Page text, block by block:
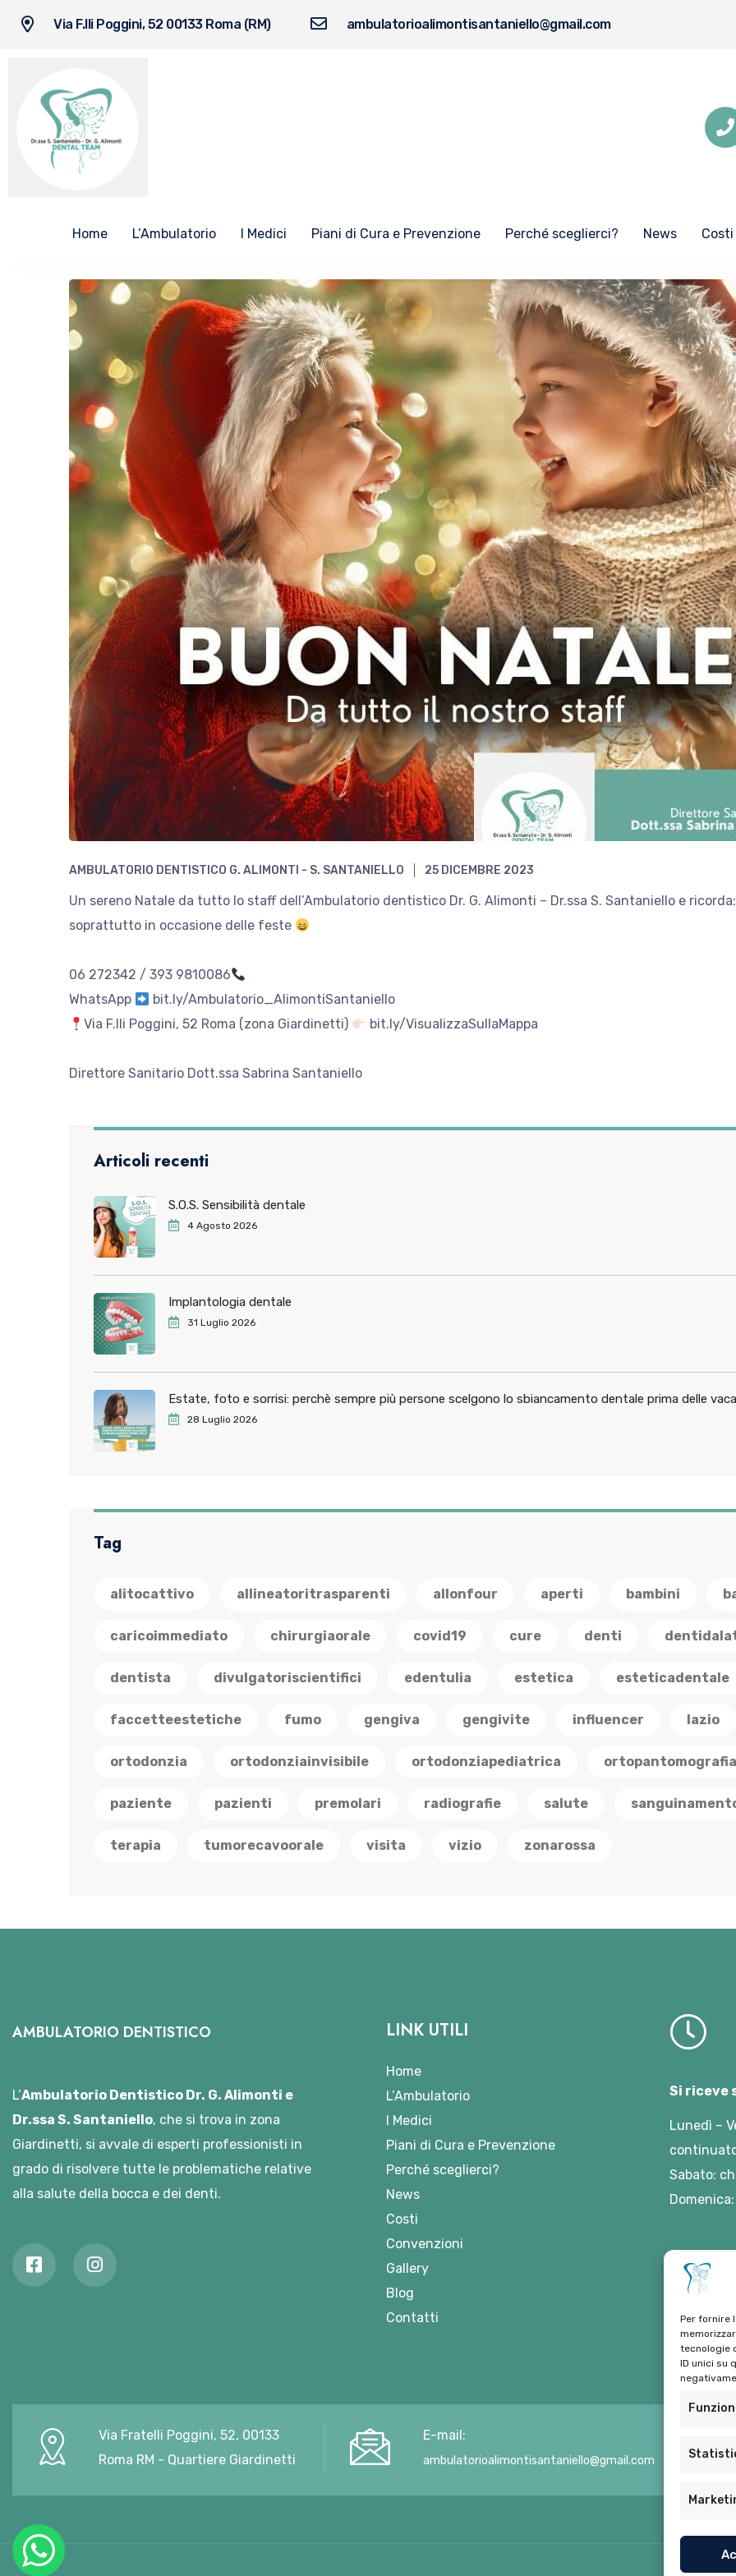
Per fornire
tecnologie
ID unici su
Via F.lli Poggini, 52 00133 Roma (RM) ambulatorioalimontisantaniello@gmail.com
Home L’Ambulatorio I Medici Piani di Cura e Prevenzione Perché sceglierci? News Costi
AMBULATORIO DENTISTICO G. ALIMONTI - S. SANTANIELLO 25 DICEMBRE 2023
Un sereno Natale da tutto lo staff dell’Ambulatorio dentistico Dr. G. Alimonti – Dr.ssa S. Santaniello e
soprattutto in occasione delle feste
06 272342 / 393 9810086
WhatsApp
bit.ly/Ambulatorio_AlimontiSantaniello
Via F.lli Poggini, 52 Roma (zona Giardinetti)
bit.ly/VisualizzaSullaMappa
Direttore Sanitario Dott.ssa Sabrina Santaniello
Articoli recenti
S.O.S. Sensibilità dentale
4 Agosto 2026
Implantologia dentale
31 Luglio 2026
Estate, foto e sorrisi: perchè sempre più persone scelgono lo sbiancamento dentale prima delle
28 Luglio 2026
Tag
alitocattivo allineatoritrasparenti allonfour aperti bambini
caricoimmediato chirurgiaorale covid19 cure denti
dentista divulgatoriscientifici edentulia estetica esteticadentale
faccetteestetiche fumo gengiva gengivite influencer lazio
ortodonzia ortodonziainvisibile ortodonziapediatrica ortopantomografia
paziente pazienti premolari radiografie salute
terapia tumorecavoorale visita vizio zonarossa
AMBULATORIO DENTISTICO
L’Ambulatorio Dentistico Dr. G. Alimonti e
Dr.ssa S. Santaniello, che si trova in zona
Giardinetti, si avvale di esperti professionisti in
grado di risolvere tutte le problematiche relative
alla salute della bocca e dei denti.
LINK UTILI
Home
L’Ambulatorio
I Medici
Piani di Cura e Prevenzione
Perché sceglierci?
News
Costi
Convenzioni
Gallery
Blog
Contatti
Si riceve
Lunedì –
Sabato:
Via Fratelli Poggini, 52, 00133
Roma RM - Quartiere Giardinetti
E-mail:
ambulatorioalimontisantaniello@gmail.com